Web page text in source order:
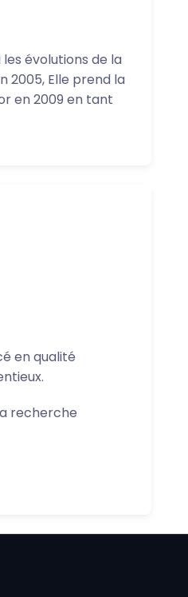
les évolutions de la
2005, Elle prend la
en 2009 en tant
en qualité
recherche